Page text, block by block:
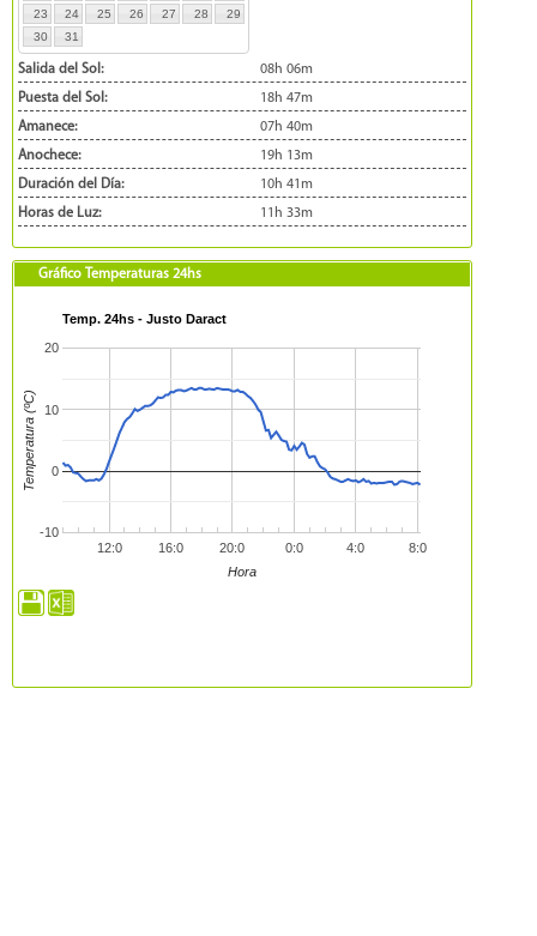
23
24 25 26 27 28
29
30
31
Salida del Sol:
08h 06m
Puesta del Sol:
18h 47m
Amanece:
07h 40m
Anochece:
19h 13m
Duración del Día:
10h 41m
Horas de Luz:
11h 33m
Gráfico Temperaturas 24hs
Temp. 24hs - Justo Daract
12:0 16:0 20:0 0:0 4:0 8:0
-10
0
10
20
Hora
Temperatura (ºC)